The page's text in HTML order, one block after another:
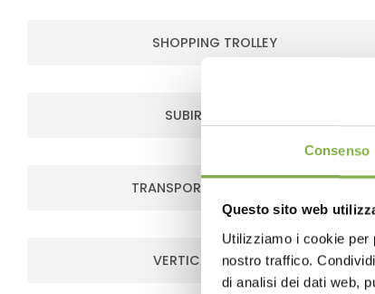
Consenso
Questo sito web
Utilizziamo i cookie per
nostro traffico.
di analisi dei dati web,
SHOPPING TROLLEY
SUBIRRIGATION
TRANSPORTATION RACKS
VERTICAL FARMING